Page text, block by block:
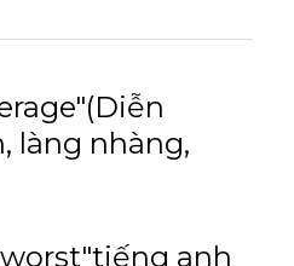
làng nhàng,
anh